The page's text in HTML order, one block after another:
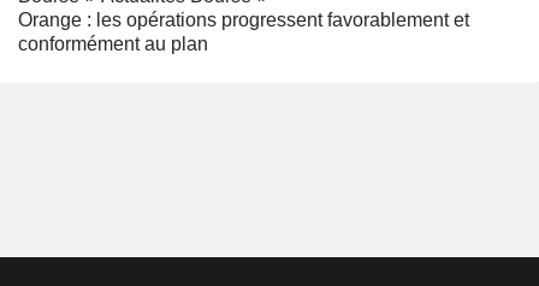
Orange : les opérations progressent favorablement et
conformément au plan